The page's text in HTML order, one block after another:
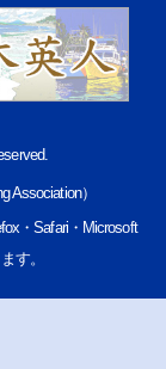
Association）
・Safari・Microsoft
す。